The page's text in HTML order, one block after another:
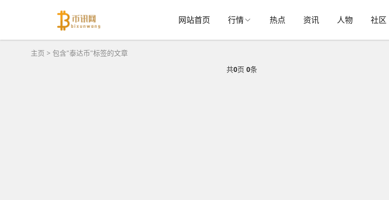
网站首页 行情 热点 资讯 人物 社区
主页 > 包含"泰达币"标签的文章
共0页0条